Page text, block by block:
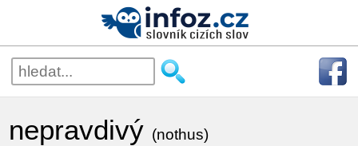
nepravdivý (nothus)